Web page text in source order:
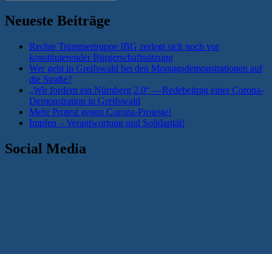
nach:
Neueste Beiträge
Rechte Trümmertruppe IBG zerlegt sich noch vor
konstituierender Bürgerschaftssitzung
Wer geht in Greifswald bei den Montagsdemonstrationen auf
die Straße?
„Wir fordern ein Nürnberg 2.0“ —Redebeitrag einer Corona-
Demonstration in Greifswald
Mehr Protest gegen Corona-Proteste!
Impfen – Verantwortung und Solidarität!
Social Media